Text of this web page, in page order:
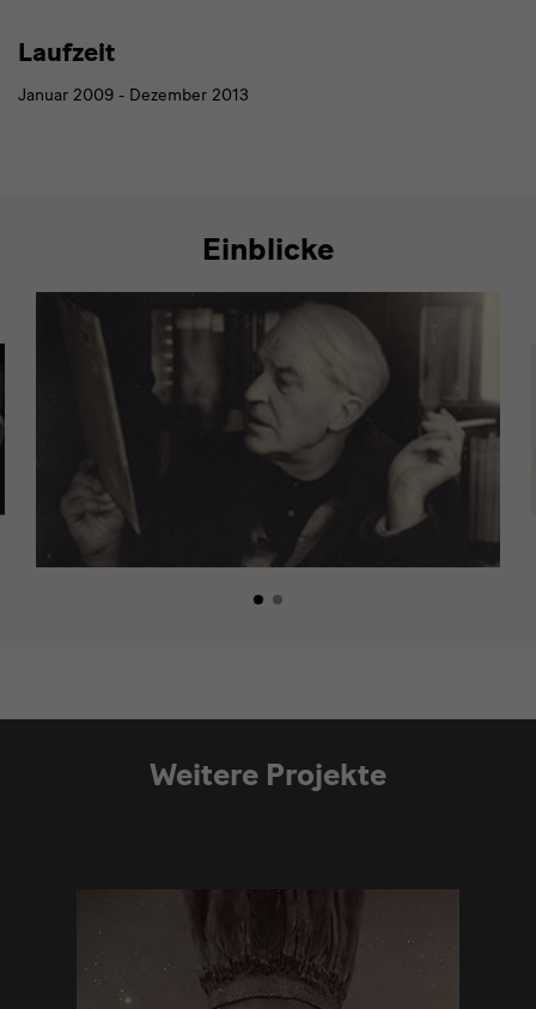
Laufzeit
Januar 2009 - Dezember 2013
Einblicke
Weitere Projekte